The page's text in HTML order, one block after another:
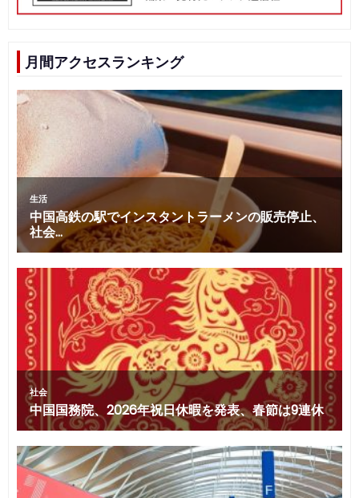
月間アクセスランキング